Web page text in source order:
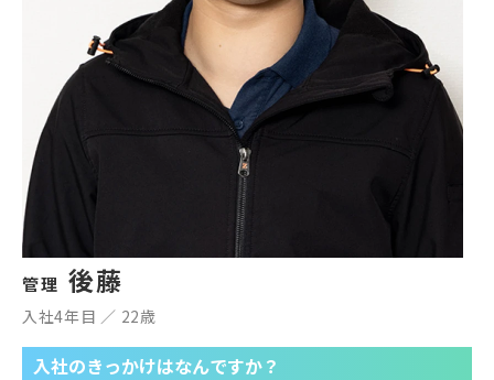
管理 後藤
入社4年目 ／ 22歳
入社のきっかけはなんですか？